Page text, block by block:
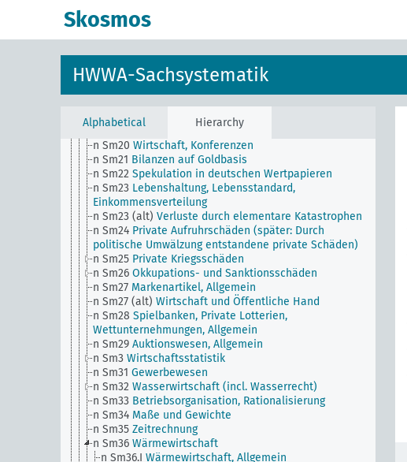
Skosmos
HWWA-Sachsystematik
Alphabetical Hierarchy
n Sm15 Buchführung und Bilanzierung, Allgemein
n Sm16 (alt) Besitz und Verwertung schwacher Valuten
Handels- und Industriespionage, Sabotage
n Sm19 Aufwertung
n Sm2
n Sm20 Wirtschaft, Konferenzen
n Sm21 Bilanzen auf Goldbasis
n Sm22 Spekulation in deutschen Wertpapieren
n Sm23 Lebenshaltung, Lebensstandard,
Einkommensverteilung
n Sm23 (alt) Verluste durch elementare Katastrophen
n Sm24 Private Aufruhrschäden (später: Durch
politische Umwälzung entstandene private Schäden)
n Sm25 Private Kriegsschäden
n Sm26 Okkupations- und Sanktionsschäden
n Sm27 Markenartikel, Allgemein
n Sm27 (alt) Wirtschaft und Öffentliche Hand
n Sm28 Spielbanken, Private Lotterien,
Wettunternehmungen, Allgemein
n Sm29 Auktionswesen, Allgemein
n Sm3 Wirtschaftsstatistik
n Sm31 Gewerbewesen
n Sm32 Wasserwirtschaft (incl. Wasserrecht)
n Sm33 Betriebsorganisation, Rationalisierung
n Sm34 Maße und Gewichte
n Sm35 Zeitrechnung
n Sm36 Wärmewirtschaft
n Sm36.I Wärmewirtschaft, Allgemein